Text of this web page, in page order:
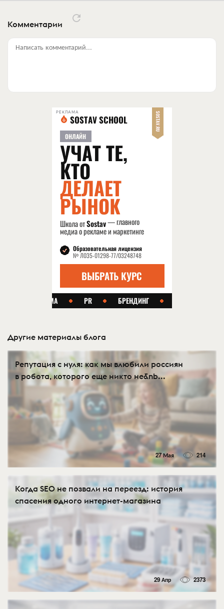
Комментарии
Написать комментарий...
РЕКЛАМА
Другие материалы блога
Репутация с нуля: как мы влюбили россиян
в робота, которого еще никто не&nb...
27 Мая 214
Когда SEO не позвали на переезд: история
спасения одного интернет-магазина
29 Апр 2373